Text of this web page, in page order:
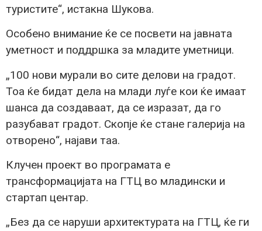
туристите“, истакна Шукова.
Особено внимание ќе се посвети на јавната
уметност и поддршка за младите уметници.
„100 нови мурали во сите делови на градот.
Тоа ќе бидат дела на млади луѓе кои ќе имаат
шанса да создаваат, да се изразат, да го
разубават градот. Скопје ќе стане галерија на
отворено“, најави таа.
Клучен проект во програмата е
трансформацијата на ГТЦ во младински и
стартап центар.
„Без да се наруши архитектурата на ГТЦ, ќе ги